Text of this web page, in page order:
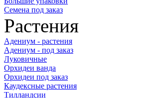
Семена под заказ
Растения
Адениум - растения
Адениум - под заказ
Луковичные
Орхидеи ванда
Орхидеи под заказ
Каудексные растения
Тилландсии